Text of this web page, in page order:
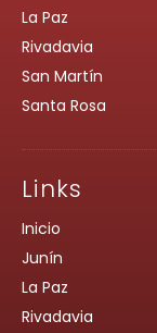
La Paz
Rivadavia
San Martín
Santa Rosa
Links
Inicio
Junín
La Paz
Rivadavia